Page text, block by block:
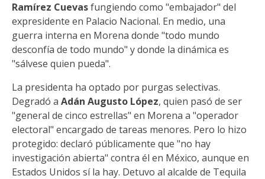
Ramírez Cuevasfungiendo como "embajador" del
expresidente en Palacio Nacional. En medio, una
guerra interna en Morena donde "todo mundo
desconfía de todo mundo" y donde la dinámica es
"sálvese quien pueda".
La presidenta ha optado por purgas selectivas.
Degradó a Adán Augusto López, quien pasó de ser
"general de cinco estrellas" en Morena a "operador
electoral" encargado de tareas menores. Pero lo hizo
protegido: declaró públicamente que "no hay
investigación abierta" contra él en México, aunque en
Estados Unidos sí la hay. Detuvo al alcalde de Tequila